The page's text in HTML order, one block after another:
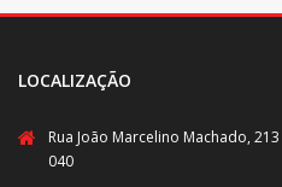
LOCALIZAÇÃO
Rua João Marcelino Machado,
040